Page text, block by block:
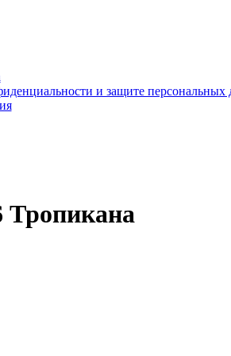
и защите персональных
Тропикана